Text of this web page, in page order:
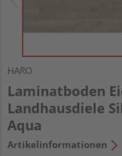
HARO
Laminatboden
Landhausdiele
Aqua
Artikelinformationen